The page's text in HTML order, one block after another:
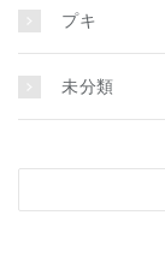
プキ
未分類